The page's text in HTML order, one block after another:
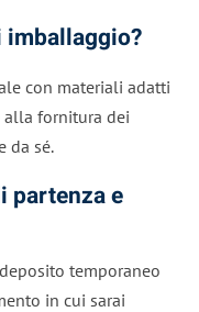
con materiali adatti
fornitura dei
da sé.
partenza e
temporaneo
in cui sarai